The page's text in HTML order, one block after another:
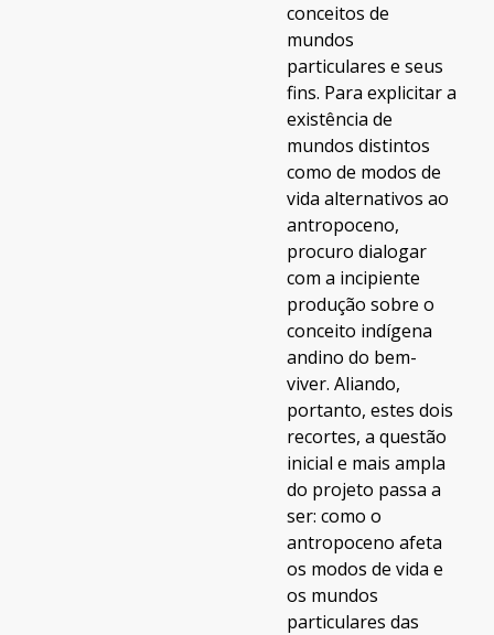
conceitos de
mundos
particulares e seus
fins. Para explicitar a
existência de
mundos distintos
como de modos de
vida alternativos ao
antropoceno,
procuro dialogar
com a incipiente
produção sobre o
conceito indígena
andino do bem-
viver. Aliando,
portanto, estes dois
recortes, a questão
inicial e mais ampla
do projeto passa a
ser: como o
antropoceno afeta
os modos de vida e
os mundos
particulares das